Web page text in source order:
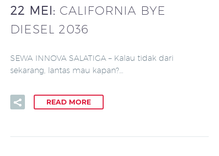
22 MEI: CALIFORNIA BYE
DIESEL 2036
SEWA INNOVA SALATIGA – Kalau tidak dari
sekarang, lantas mau kapan?…
READ MORE